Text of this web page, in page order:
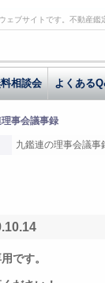
ェブサイトです。不動産
相談会 よくある
事会議事録
九鑑連の理事会議事
です。